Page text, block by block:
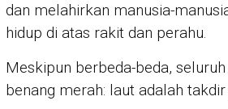
dan melahirkan manusia-
hidup di atas rakit dan perahu.
Meskipun berbeda-beda,
benang merah: laut adalah